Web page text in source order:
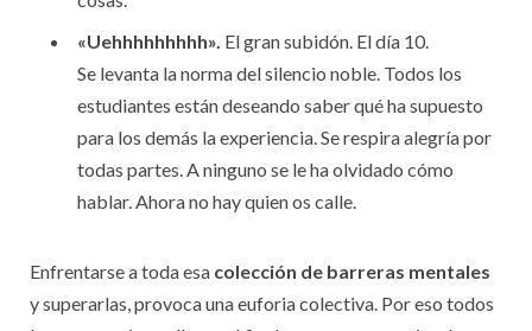
«Uehhhhhhhhh». El gran subidón. El día 10.
Se levanta la norma del silencio noble. Todos los
estudiantes están deseando saber qué ha supuesto
para los demás la experiencia. Se respira alegría por
todas partes. A ninguno se le ha olvidado cómo
hablar. Ahora no hay quien os calle.
Enfrentarse a toda esa colección de barreras mentales
y superarlas, provoca una euforia colectiva. Por eso todos